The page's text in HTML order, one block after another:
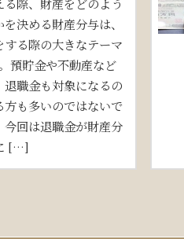
決める財産分与は、
する際の大きなテーマ
預貯金や不動産など
退職金も対象になるの
方も多いのではないで
今回は退職金が財産分
[…]